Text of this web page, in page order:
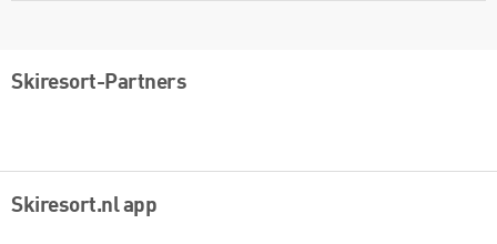
Skiresort-Partners
Skiresort.nl app